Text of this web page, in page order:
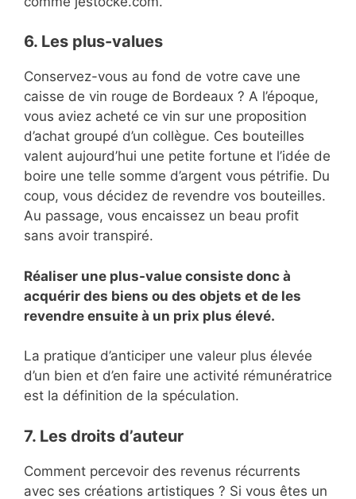
6. Les plus-values
Conservez-vous au fond de votre cave une
caisse de vin rouge de Bordeaux ? A l’époque,
vous aviez acheté ce vin sur une proposition
d’achat groupé d’un collègue. Ces bouteilles
valent aujourd’hui une petite fortune et l’idée de
boire une telle somme d’argent vous pétrifie. Du
coup, vous décidez de revendre vos bouteilles.
Au passage, vous encaissez un beau profit
sans avoir transpiré.
Réaliser une plus-value consiste donc à
acquérir des biens ou des objets et de les
revendre ensuite à un prix plus élevé.
La pratique d’anticiper une valeur plus élevée
d’un bien et d’en faire une activité rémunératrice
est la définition de la spéculation.
7. Les droits d’auteur
Comment percevoir des revenus récurrents
avec ses créations artistiques ? Si vous êtes un